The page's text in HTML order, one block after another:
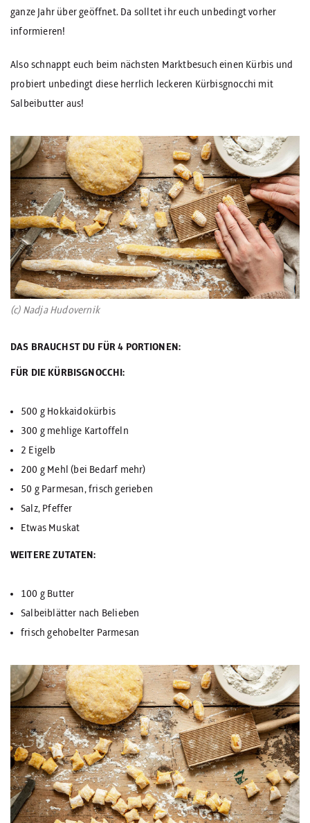
ganze Jahr über geöffnet. Da solltet ihr euch unbedingt vorher
informieren!
Also schnappt euch beim nächsten Marktbesuch einen Kürbis und
probiert unbedingt diese herrlich leckeren Kürbisgnocchi mit
Salbeibutter aus!
(c) Nadja Hudovernik
DAS BRAUCHST DU FÜR 4 PORTIONEN:
FÜR DIE KÜRBISGNOCCHI:
500 g Hokkaidokürbis
300 g mehlige Kartoffeln
2 Eigelb
200 g Mehl (bei Bedarf mehr)
50 g Parmesan, frisch gerieben
Salz, Pfeffer
Etwas Muskat
WEITERE ZUTATEN:
100 g Butter
Salbeiblätter nach Belieben
frisch gehobelter Parmesan